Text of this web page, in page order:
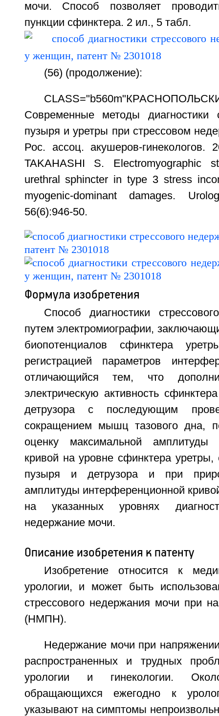
мочи. Способ позволяет
пункции сфинктера. 2 ил., 5 табл.
(56) (продолжение):
Современные методы диагностики
пузыря и уретры при стрессовом
Рос. ассоц. акушеров-
TAKAHASHI S. Electromyographic
urethral sphincter in type 3 stress
myogenic-dominant damages.
56(6):946-50.
Формула изобретения
Способ диагностики
путем электромиографии,
биопотенциалов сфинктера
регистрацией параметров
отличающийся тем, что
электрическую активность
детрузора с последующим
сокращением мышц тазового дна,
оценку максимальной амплитуды
кривой на уровне сфинктера уретры,
пузыря и детрузора и при
амплитуды интерференционной
на указанных уровнях
недержание мочи.
Описание изобретения к патенту
Изобретение относится к
урологии, и может быть
стрессового недержания мочи при
(НМПН).
Недержание мочи при
распространенных и трудных
урологии и гинекологии.
обращающихся ежегодно к
указывают на симптомы